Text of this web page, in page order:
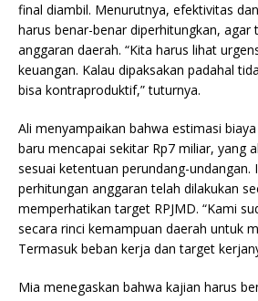
final diambil. Menurutnya, efektivitas
harus benar-benar diperhitungkan, agar
anggaran daerah. “Kita harus lihat
keuangan. Kalau dipaksakan padahal
bisa kontraproduktif,” tuturnya.
Ali menyampaikan bahwa estimasi
baru mencapai sekitar Rp7 miliar, yang
sesuai ketentuan perundang-undangan.
perhitungan anggaran telah dilakukan
memperhatikan target RPJMD. “Kami
secara rinci kemampuan daerah untuk
Termasuk beban kerja dan target
Mia menegaskan bahwa kajian harus